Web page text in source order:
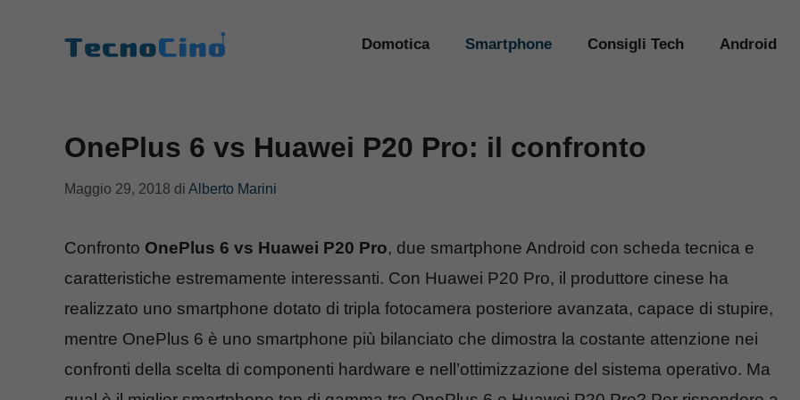
Domotica Smartphone Consigli Tech Android
OnePlus 6 vs Huawei P20 Pro: il confronto
Maggio 29, 2018 di Alberto Marini
Confronto OnePlus 6 vs Huawei P20 Pro, due smartphone Android con scheda tecnica e
caratteristiche estremamente interessanti. Con Huawei P20 Pro, il produttore cinese ha
realizzato uno smartphone dotato di tripla fotocamera posteriore avanzata, capace di stupire,
mentre OnePlus 6 è uno smartphone più bilanciato che dimostra la costante attenzione nei
confronti della scelta di componenti hardware e nell’ottimizzazione del sistema operativo. Ma